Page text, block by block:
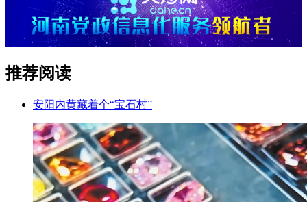
推荐阅读
安阳内黄藏着个“宝石村”